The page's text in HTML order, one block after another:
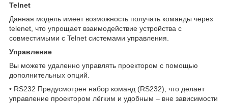
Telnet
Данная модель имеет возможность получать команды через
telenet, что упрощает взаимодействие устройства с
совместимыми с Telnet системами управления.
Управление
Вы можете удаленно управлять проектором с помощью
дополнительных опций.
• RS232 Предусмотрен набор команд (RS232), что делает
управление проектором лёгким и удобным – вне зависимости